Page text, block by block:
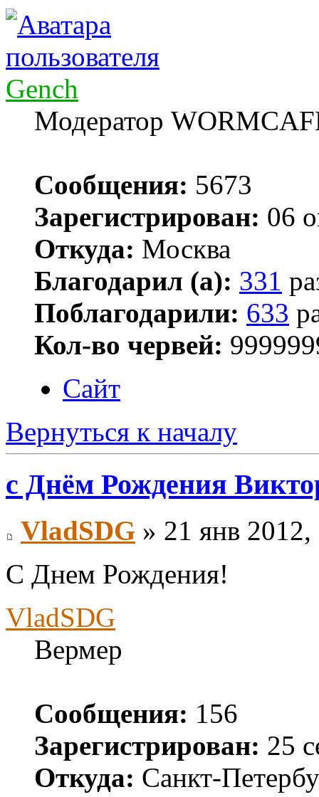
Gench
Модератор
Сообщения: 5673
Зарегистрирован: 06
Откуда: Москва
Благодарил (а): 331
Поблагодарили: 633
Кол-во червей:
Сайт
Вернуться к началу
с Днём Рождения
VladSDG » 21 янв
С Днем Рождения!
VladSDG
Вермер
Сообщения: 156
Зарегистрирован: 25
Откуда: Санкт-